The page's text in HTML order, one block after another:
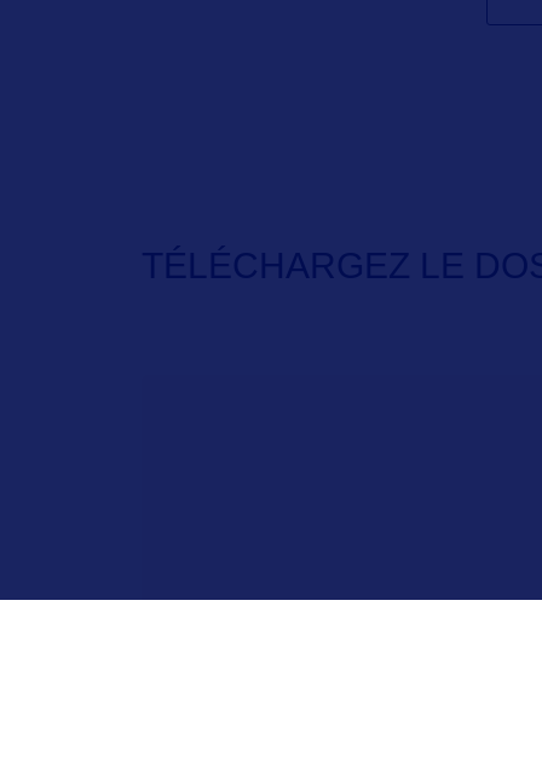
TÉLÉCHARGEZ LE